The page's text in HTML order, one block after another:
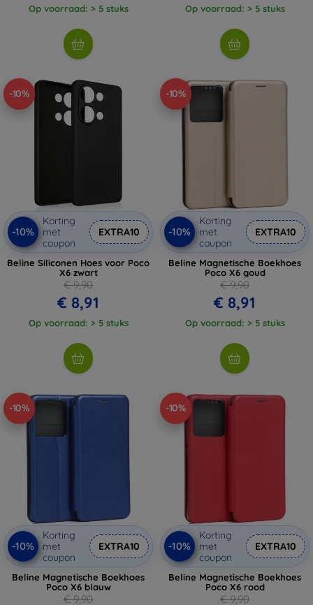
Op voorraad: > 5 stuks Op voorraad: > 5 stuks
-10%
-10%
Korting
met
coupon
EXTRA10
Beline Siliconen Hoes voor Poco
X6 zwart
€ 9,90
€ 8,91
Op voorraad: > 5 stuks
-10%
-10%
Korting
met
coupon
EXTRA10
Beline Magnetische Boekhoes
Poco X6 goud
€ 9,90
€ 8,91
Op voorraad: > 5 stuks
-10%
-10%
Korting
met
coupon
EXTRA10
Beline Magnetische Boekhoes
Poco X6 blauw
€ 9,90
-10%
-10%
Korting
met
coupon
EXTRA10
Beline Magnetische Boekhoes
Poco X6 rood
€ 9,90